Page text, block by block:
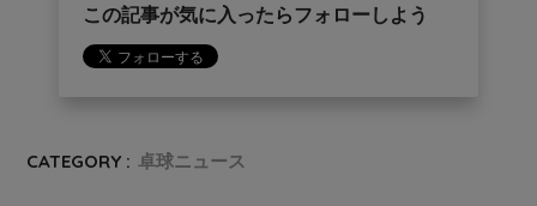
この記事が気に入ったらフォローしよう
CATEGORY : 卓球ニュース